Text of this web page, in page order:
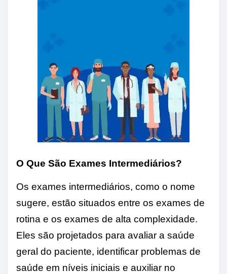
O Que São Exames Intermediários?
Os exames intermediários, como o nome
sugere, estão situados entre os exames de
rotina e os exames de alta complexidade.
Eles são projetados para avaliar a saúde
geral do paciente, identificar problemas de
saúde em níveis iniciais e auxiliar no